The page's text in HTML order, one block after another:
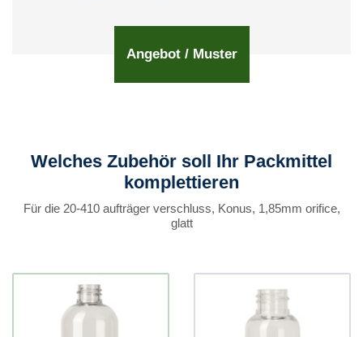
Angebot / Muster
Welches Zubehör soll Ihr Packmittel
komplettieren
Für die 20-410 aufträger verschluss, Konus, 1,85mm orifice,
glatt